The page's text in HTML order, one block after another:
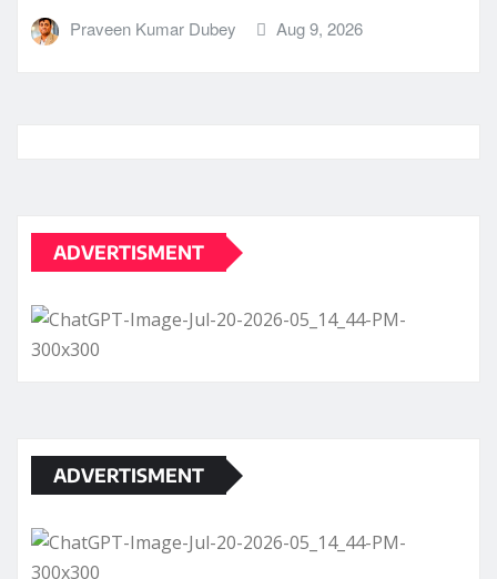
Praveen Kumar Dubey Aug 9, 2026
ADVERTISMENT
ADVERTISMENT